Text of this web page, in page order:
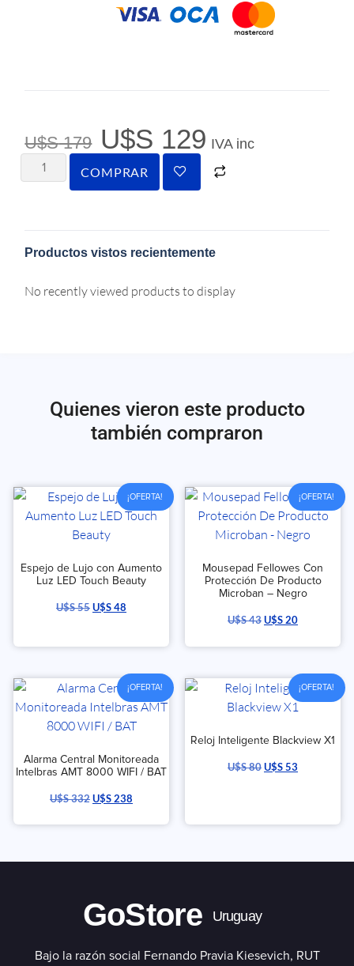
U$S179 U$S 129 IVA inc
COMPRAR
Productos vistos recientemente
No recently viewed products to display
Quienes vieron este producto
también compraron
¡OFERTA!
Espejo de Lujo con Aumento
Luz LED Touch Beauty
U$S55U$S48
¡OFERTA!
Mousepad Fellowes Con
Protección De Producto
Microban – Negro
U$S43U$S20
¡OFERTA!
Alarma Central Monitoreada
Intelbras AMT 8000 WIFI / BAT
U$S332U$S238
¡OFERTA!
Reloj Inteligente Blackview X1
U$S80U$S53
GoStore Uruguay
Bajo la razón social Fernando Pravia Kiesevich, RUT